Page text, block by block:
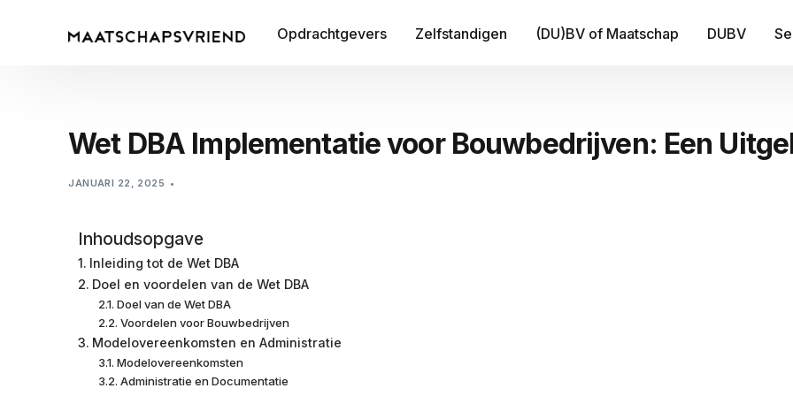
Opdrachtgevers Zelfstandigen (DU)BV of Maatschap DUBV
Wet DBA Implementatie voor Bouwbedrijven: Een
JANUARI 22, 2025
Inhoudsopgave
Inleiding tot de Wet DBA
Doel en voordelen van de Wet DBA
Doel van de Wet DBA
Voordelen voor Bouwbedrijven
Modelovereenkomsten en Administratie
Modelovereenkomsten
Administratie en Documentatie